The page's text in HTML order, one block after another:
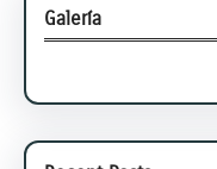
Galería